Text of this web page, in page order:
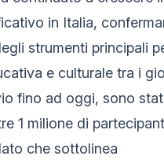
in Italia,
strumenti principali
e culturale tra i
fino ad oggi, sono
1 milione di
che sottolinea